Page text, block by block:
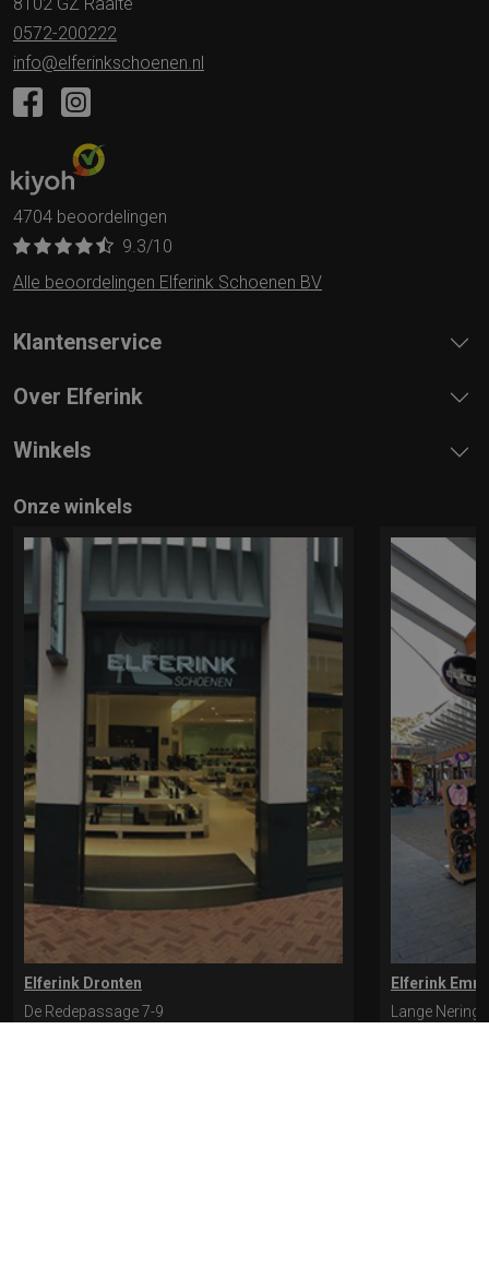
0572-200222
info@elferinkschoenen.nl
4704 beoordelingen
9.3/10
Alle beoordelingen Elferink Schoenen BV
Klantenservice
Over Elferink
Winkels
Onze winkels
Elferink Dronten
De Redepassage 7-9
Elferink
Lange Nering